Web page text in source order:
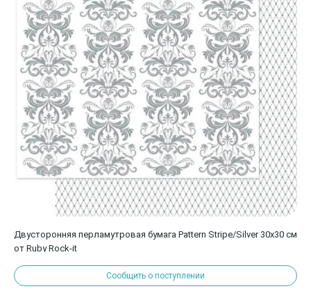
Двусторонняя перламутровая бумага Pattern Stripe/Silver 30х30 см
от Ruby Rock-it
Сообщить о поступлении